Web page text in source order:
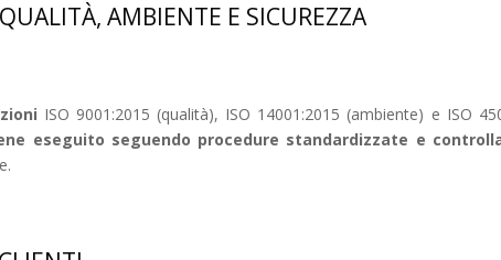
AMBIENTE E SICUREZZA
ISO 9001:2015 (qualità), ISO 14001:2015 (ambiente) e ISO
eseguito seguendo procedure standardizzate e